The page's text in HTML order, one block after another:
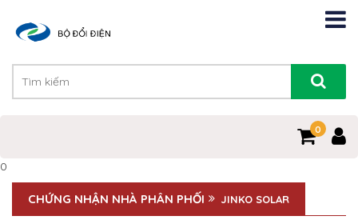
0
0
CHỨNG NHẬN NHÀ PHÂN PHỐI JINKO SOLAR